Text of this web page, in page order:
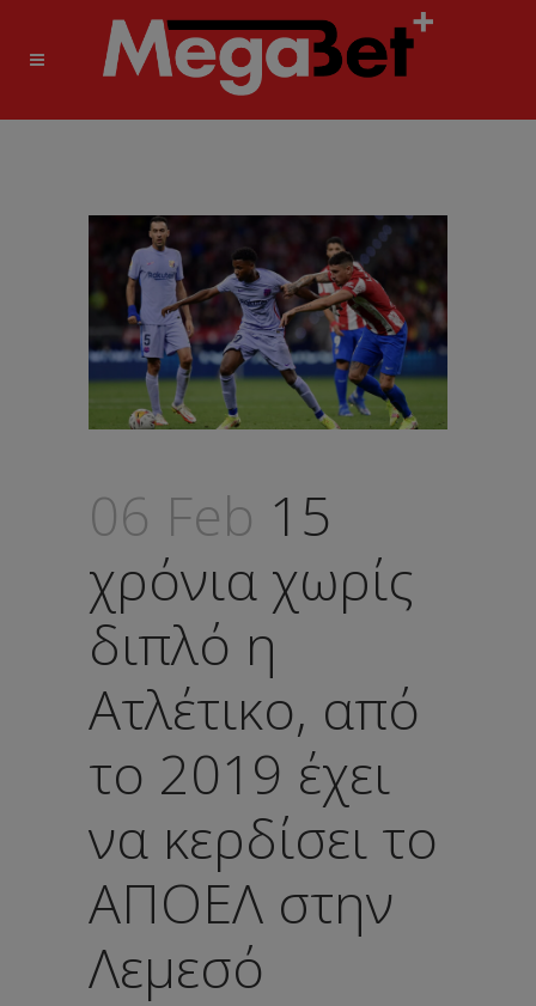
06 Feb 15
χρόνια χωρίς
διπλό η
Ατλέτικο, από
το 2019 έχει
να κερδίσει το
ΑΠΟΕΛ στην
Λεμεσό